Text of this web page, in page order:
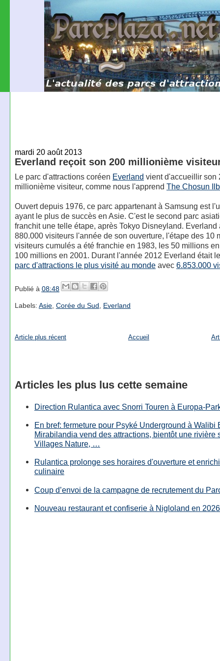
mardi 20 août 2013
Everland reçoit son 200 millionième
Le parc d'attractions coréen Everland vient d'accueillir son
millionième visiteur, comme nous l'apprend The Chosun
Ouvert depuis 1976, ce parc appartenant à Samsung est
ayant le plus de succès en Asie. C'est le second parc
franchit une telle étape, après Tokyo Disneyland. Everland
880.000 visiteurs l'année de son ouverture, l'étape des 10
visiteurs cumulés a été franchie en 1983, les 50 millions
100 millions en 2001. Durant l'année 2012 Everland était
parc d'attractions le plus visité au mondeavec 6.853.000
Publié à 08:48
Labels: Asie, Corée du Sud, Everland
Article plus récent Accueil
Articles les plus lus cette semaine
Direction Rulantica avec Snorri Touren à Europa-
En bref: fermeture pour Psyké Underground à Walibi
Mirabilandia vend des attractions, bientôt une rivière
Villages Nature, …
Rulantica prolonge ses horaires d'ouverture et
culinaire
Coup d’envoi de la campagne de recrutement du
Nouveau restaurant et confiserie à Nigloland en 2026